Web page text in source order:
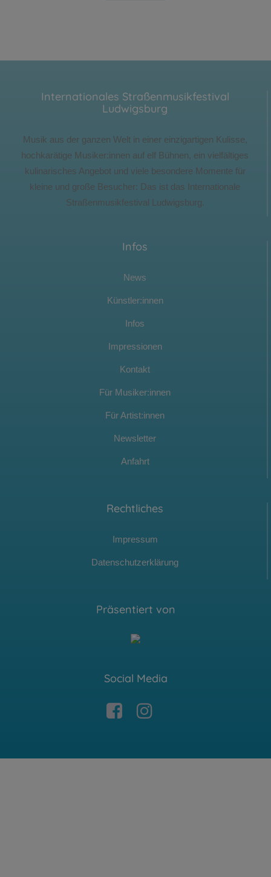
Internationales Straßenmusikfestival
Ludwigsburg
Musik aus der ganzen Welt in einer einzigartigen Kulisse,
hochkarätige Musiker:innen auf elf Bühnen, ein vielfältiges
kulinarisches Angebot und viele besondere Momente für
kleine und große Besucher: Das ist das Internationale
Straßenmusikfestival Ludwigsburg.
Infos
News
Künstler:innen
Infos
Impressionen
Kontakt
Für Musiker:innen
Für Artist:innen
Newsletter
Anfahrt
Rechtliches
Impressum
Datenschutzerklärung
Präsentiert von
Social Media